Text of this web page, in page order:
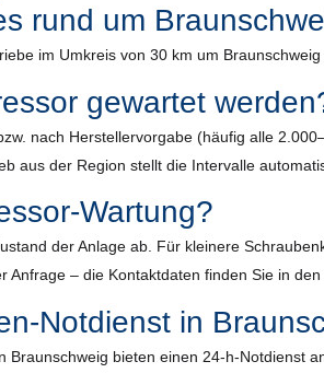
rund um
im Umkreis von 30 km um
gewartet
nach Herstellervorgabe (häufig alle
aus der Region stellt die Intervalle
Wartung?
der Anlage ab. Für kleinere
– die Kontaktdaten finden Sie in
Notdienst in
bieten einen 24-h-Notdienst